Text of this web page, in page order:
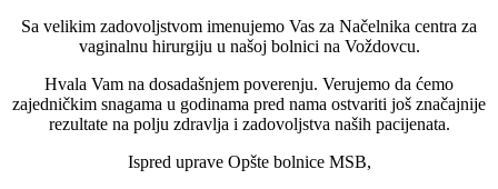
Sa velikim zadovoljstvom imenujemo Vas za Načelnika centra za
vaginalnu hirurgiju u našoj bolnici na Voždovcu.
Hvala Vam na dosadašnjem poverenju. Verujemo da ćemo
zajedničkim snagama u godinama pred nama ostvariti još značajnije
rezultate na polju zdravlja i zadovoljstva naših pacijenata.
Ispred uprave Opšte bolnice MSB,